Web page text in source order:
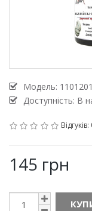
Модель:
Доступність: В
Відгуків:
145 грн